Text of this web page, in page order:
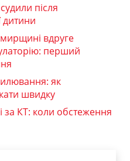
після
вдруге
перший
як
швидку
за КТ: коли обстеження